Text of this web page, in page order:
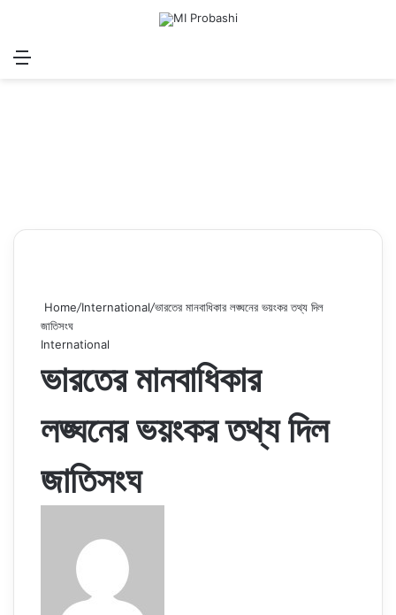
Menu
Home/International/ভারতের মানবাধিকার লঙ্ঘনের ভয়ংকর তথ্য দিল
জাতিসংঘ
International
ভারতের মানবাধিকার
লঙ্ঘনের ভয়ংকর তথ্য দিল
জাতিসংঘ